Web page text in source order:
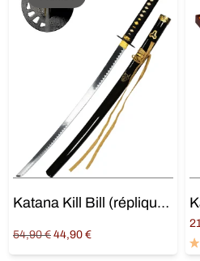
Katana Kill Bill (réplique) avec support
54,90€ Original
44,90 €Current
Lire la suite